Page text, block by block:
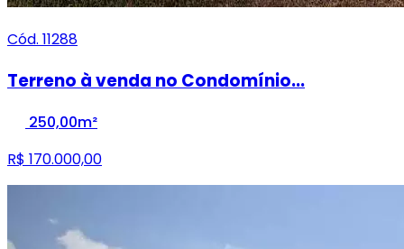
Cód. 11288
Terreno à venda no Condomínio...
250,00m²
R$ 170.000,00